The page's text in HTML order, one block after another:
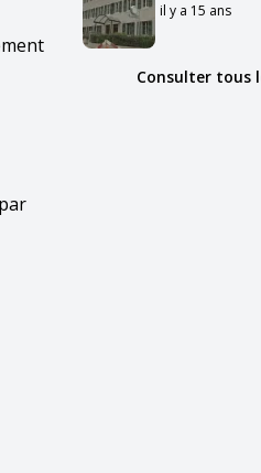
il y a 15 ans
Consulter tous